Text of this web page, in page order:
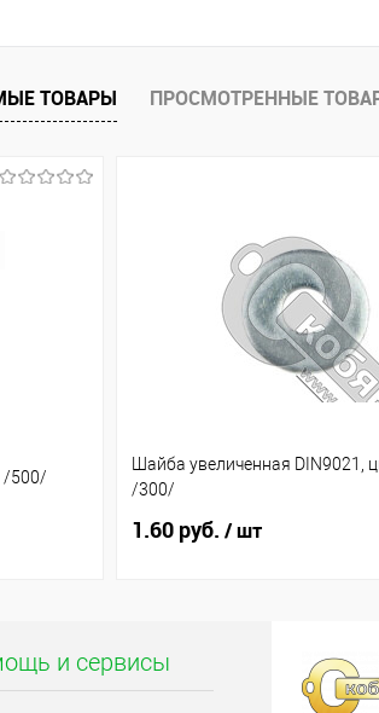
ТОВАРЫ ПРОСМОТРЕННЫЕ
/500/
Шайба увеличенная DIN9021,
/300/
1.60 руб. / шт
и сервисы